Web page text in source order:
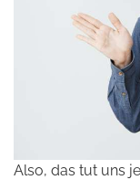
Also, das tut uns